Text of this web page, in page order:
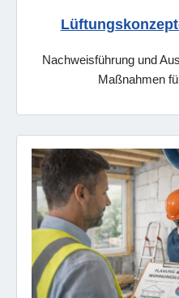
Nachweisführung und
Maßnahmen